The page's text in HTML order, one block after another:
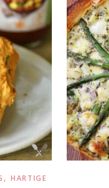
, HARTIGE